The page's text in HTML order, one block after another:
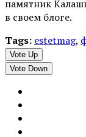
памятник
в своем блоге.
Tags: estetmag,
Vote Up
Vote Down